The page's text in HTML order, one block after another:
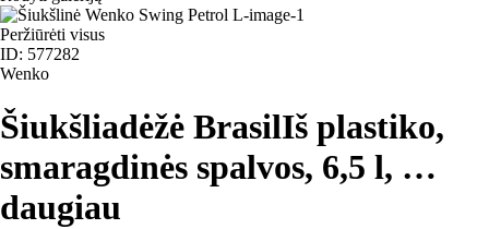
Peržiūrėti visus
ID: 577282
Wenko
Šiukšliadėžė BrasilIš plastiko,
smaragdinės spalvos, 6,5 l, …
daugiau